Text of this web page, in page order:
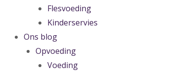
Flesvoeding
Kinderservies
Ons blog
Opvoeding
Voeding